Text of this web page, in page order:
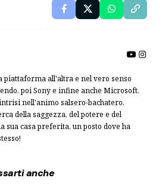
piattaforma all'altra e nel vero senso
poi Sony e infine anche Microsoft.
nell'animo salsero-bachatero,
della saggezza, del potere e del
sua casa preferita, un posto dove ha
anche